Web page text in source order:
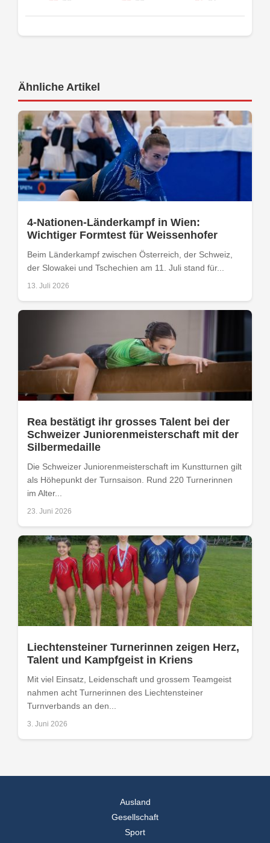
Ähnliche Artikel
4-Nationen-Länderkampf in Wien:
Wichtiger Formtest für Weissenhofer
Beim Länderkampf zwischen Österreich, der Schweiz,
der Slowakei und Tschechien am 11. Juli stand für...
13. Juli 2026
Rea bestätigt ihr grosses Talent bei der
Schweizer Juniorenmeisterschaft mit der
Silbermedaille
Die Schweizer Juniorenmeisterschaft im Kunstturnen gilt
als Höhepunkt der Turnsaison. Rund 220 Turnerinnen
im Alter...
23. Juni 2026
Liechtensteiner Turnerinnen zeigen Herz,
Talent und Kampfgeist in Kriens
Mit viel Einsatz, Leidenschaft und grossem Teamgeist
nahmen acht Turnerinnen des Liechtensteiner
Turnverbands an den...
3. Juni 2026
Ausland
Gesellschaft
Sport